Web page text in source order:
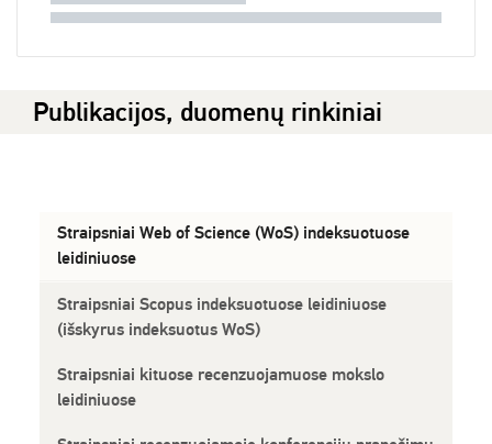
Publikacijos, duomenų rinkiniai
Straipsniai Web of Science (WoS) indeksuotuose
leidiniuose
Straipsniai Scopus indeksuotuose leidiniuose
(išskyrus indeksuotus WoS)
Straipsniai kituose recenzuojamuose mokslo
leidiniuose